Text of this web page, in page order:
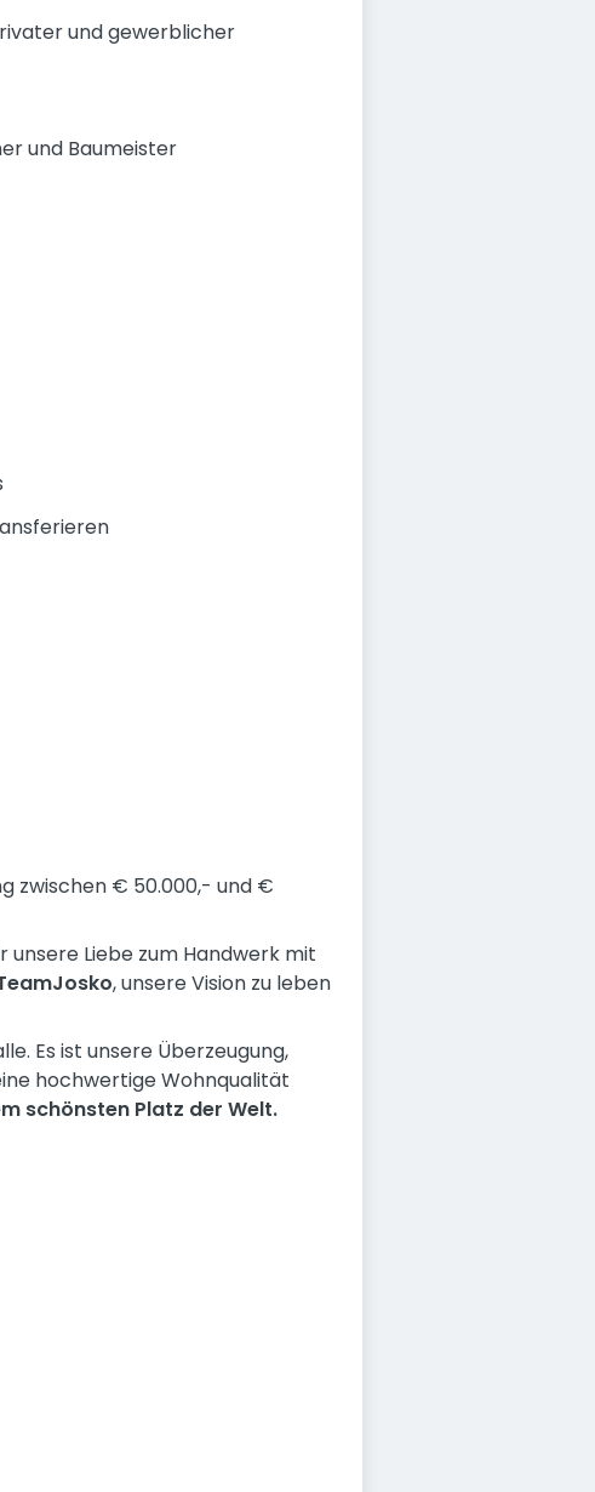
und gewerblicher
und Baumeister
zwischen € 50.000,- und €
Liebe zum Handwerk mit
, unsere Vision zu leben
Es ist unsere Überzeugung,
hochwertige Wohnqualität
schönsten Platz der Welt.